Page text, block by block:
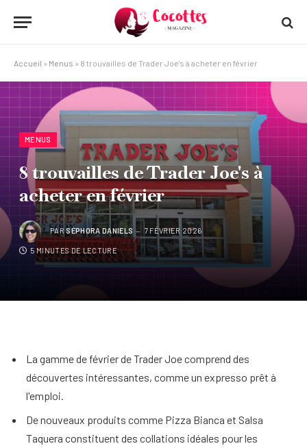
Accueil » Menus » 8 trouvailles de Trader Joe's à acheter en février
MENUS
8 trouvailles de Trader Joe's à
acheter en février
PAR SÉPHORA DANIELS 7 FÉVRIER 2026
5 MINUTES DE LECTURE
La gamme de février de Trader Joe comprend des
découvertes intéressantes, comme un expresso prêt à
l'emploi.
De nouveaux produits comme Pizza Bianca et Salsa
Taquera constituent des collations idéales pour les